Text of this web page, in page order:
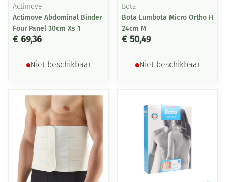
Actimove
Actimove Abdominal Binder
Four Panel 30cm Xs 1
€ 69,36
Niet beschikbaar
Bota
Bota Lumbota Micro Ortho H
24cm M
€ 50,49
Niet beschikbaar